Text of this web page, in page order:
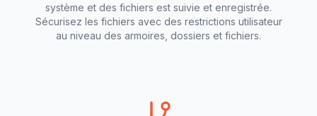
système et des fichiers est suivie et enregistrée.
Sécurisez les fichiers avec des restrictions utilisateur
au niveau des armoires, dossiers et fichiers.